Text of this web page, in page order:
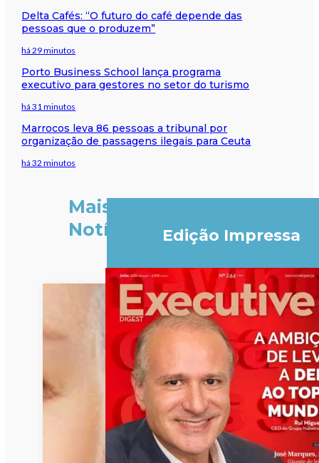
Delta Cafés: “O futuro do café depende das
pessoas que o produzem”
há 29 minutos
Porto Business School lança programa
executivo para gestores no setor do turismo
há 31 minutos
Marrocos leva 86 pessoas a tribunal por
organização de passagens ilegais para Ceuta
há 32 minutos
Mais
Notícias
Edição Impressa